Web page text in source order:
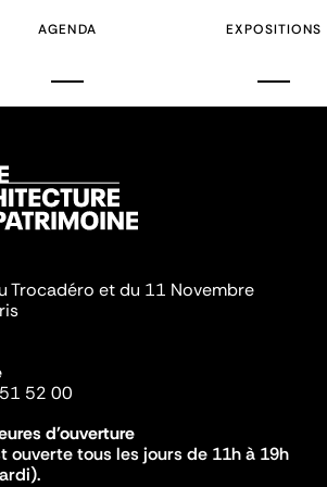
AGENDA EXPOSITIONS
Trocadéro et du 11 Novembre
52 00
d'ouverture
ouverte tous les jours de 11h à 19h